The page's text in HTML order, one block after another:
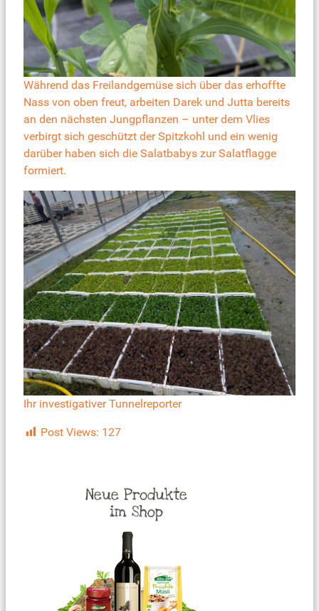
Während das Freilandgemüse sich über das erhoffte
Nass von oben freut, arbeiten Darek und Jutta bereits
an den nächsten Jungpflanzen – unter dem Vlies
verbirgt sich geschützt der Spitzkohl und ein wenig
darüber haben sich die Salatbabys zur Salatflagge
formiert.
Ihr investigativer Tunnelreporter
Post Views: 127